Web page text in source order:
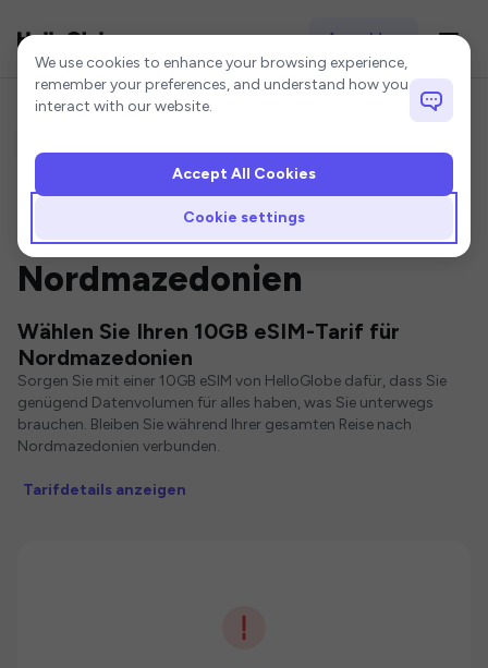
Anmelden
Startseite Nordmazedonien eSIM 10GB eSIM
10GB eSIM für
Nordmazedonien
Wählen Sie Ihren 10GB eSIM-Tarif für
Nordmazedonien
Sorgen Sie mit einer 10GB eSIM von HelloGlobe dafür, dass Sie
genügend Datenvolumen für alles haben, was Sie unterwegs
brauchen. Bleiben Sie während Ihrer gesamten Reise nach
Nordmazedonien verbunden.
Tarifdetails anzeigen
Cookie settings
We use cookies to enhance your browsing experience,
remember your preferences, and understand how you
interact with our website.
Cookie settings
Accept All Cookies